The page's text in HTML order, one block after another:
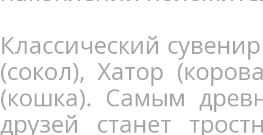
Классический
(сокол), Хатор
(кошка). Самым
друзей станет